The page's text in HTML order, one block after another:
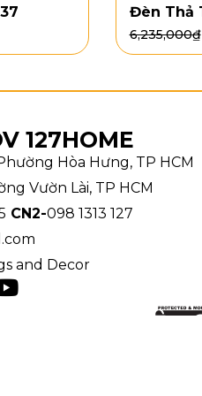
khách,
Ánh
thư
Bảo
Lau
Tránh
Sử
Tắt
Đèn Thả
Đèn Thả
6,235,000₫
127HOME
Hòa Hưng, TP HCM
Vườn Lài, TP HCM
CN2-098 1313 127
and Decor